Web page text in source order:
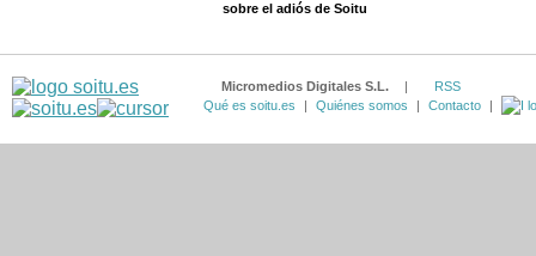
sobre el adiós de Soitu
Micromedios Digitales S.L. |
RSS
Qué es soitu.es
| Quiénes somos | Contacto |